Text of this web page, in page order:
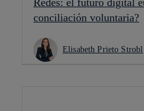
Redes: el futuro digital
conciliación voluntaria?
Elisabeth Prieto Strobl